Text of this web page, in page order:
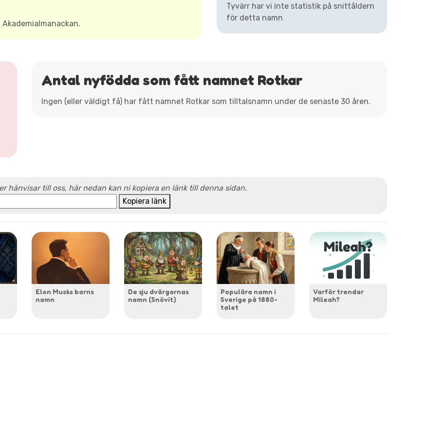
Tyvärr har vi inte statistik på snittåldern
för detta namn
Antal nyfödda som fått namnet Rotkar
Ingen (eller väldigt få) har fått namnet Rotkar som tilltalsnamn under de senaste 30 åren.
hänvisar till oss, här nedan kan ni kopiera en länk till denna sidan.
Kopiera länk
Elon Musks barns
namn
De sju dvärgarnas
namn (Snövit)
Populära namn i
Sverige på 1880-
talet
Varför trendar
Mileah?